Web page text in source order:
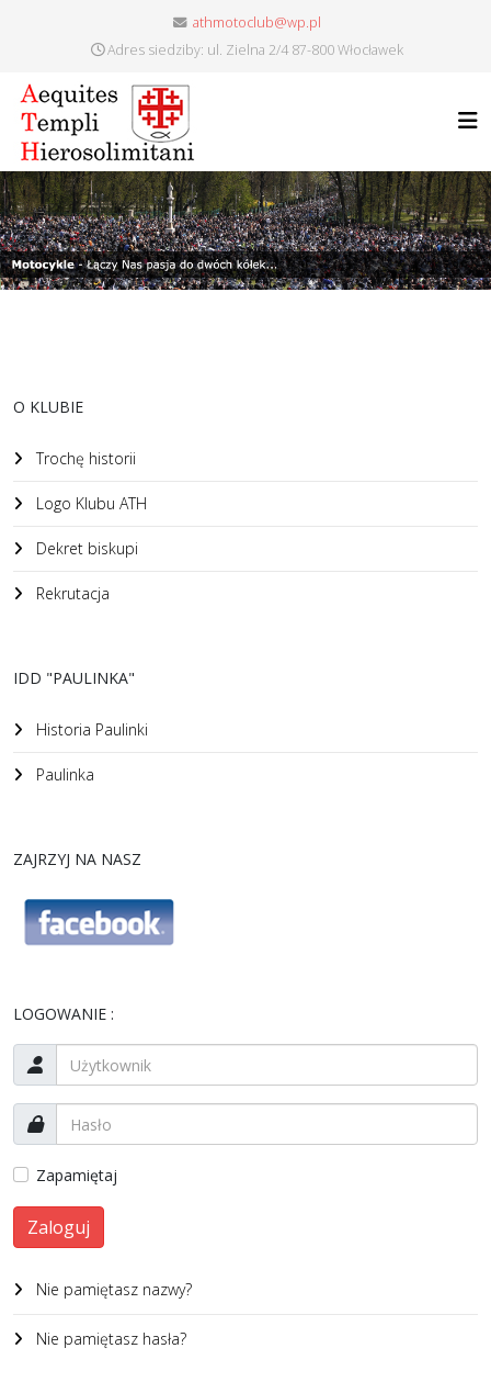
athmotoclub@wp.pl
Adres siedziby: ul. Zielna 2/4 87-800 Włocławek
O KLUBIE
Trochę historii
Logo Klubu ATH
Dekret biskupi
Rekrutacja
IDD "PAULINKA"
Historia Paulinki
Paulinka
ZAJRZYJ NA NASZ
LOGOWANIE :
Zapamiętaj
Zaloguj
Nie pamiętasz nazwy?
Nie pamiętasz hasła?